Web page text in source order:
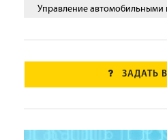
Управление автомобильными
ЗАДАТЬ